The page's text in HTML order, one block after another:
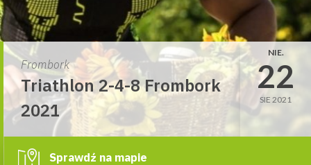
Frombork
Triathlon 2-4-8 Frombork
2021
NIE.
22
SIE 2021
Sprawdź na mapie